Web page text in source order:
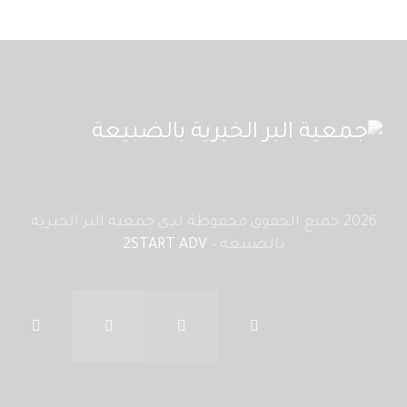
2026 جميع الحقوق محفوظة لدى جمعية البر الخيرية
بالضبيعة – 2START ADV